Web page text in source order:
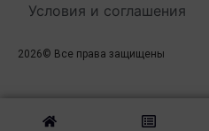
Условия и соглашения
2026© Все права защищены